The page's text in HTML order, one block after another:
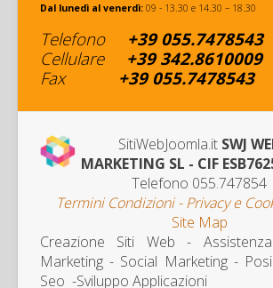
Dal lunedì al venerdì: 09 - 13.30 e 14.30 – 18.30
Telefono +39 055.7478543
Cellulare+39 342.8610009
Fax
+39 055.7478543
SitiWebJoomla.it SWJ
MARKETING SL - CIF
Telefono 055.747854
Termini Condizioni - Privacy e
Site Map
Creazione Siti Web -
Marketing - Social Marketing -
Seo -Sviluppo Applicazioni